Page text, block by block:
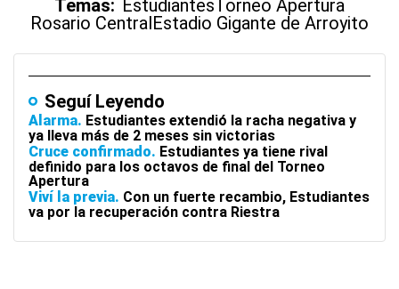
Temas: EstudiantesTorneo Apertura
Rosario CentralEstadio Gigante de Arroyito
Seguí Leyendo
Alarma Estudiantes extendió la racha negativa y
ya lleva más de 2 meses sin victorias
Cruce confirmado Estudiantes ya tiene rival
definido para los octavos de final del Torneo
Apertura
Viví la previa Con un fuerte recambio, Estudiantes
va por la recuperación contra Riestra